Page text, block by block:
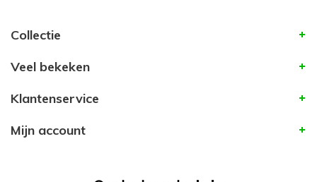
Collectie
Veel bekeken
Klantenservice
Mijn account